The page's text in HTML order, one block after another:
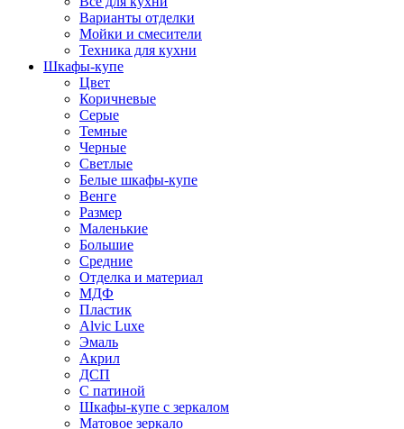
Варианты отделки
Мойки и смесители
Техника для кухни
Шкафы-купе
Цвет
Коричневые
Серые
Темные
Черные
Светлые
Белые шкафы-купе
Венге
Размер
Маленькие
Большие
Средние
Отделка и материал
МДФ
Пластик
Alvic Luxe
Эмаль
Акрил
ДСП
С патиной
Шкафы-купе с зеркалом
Матовое зеркало